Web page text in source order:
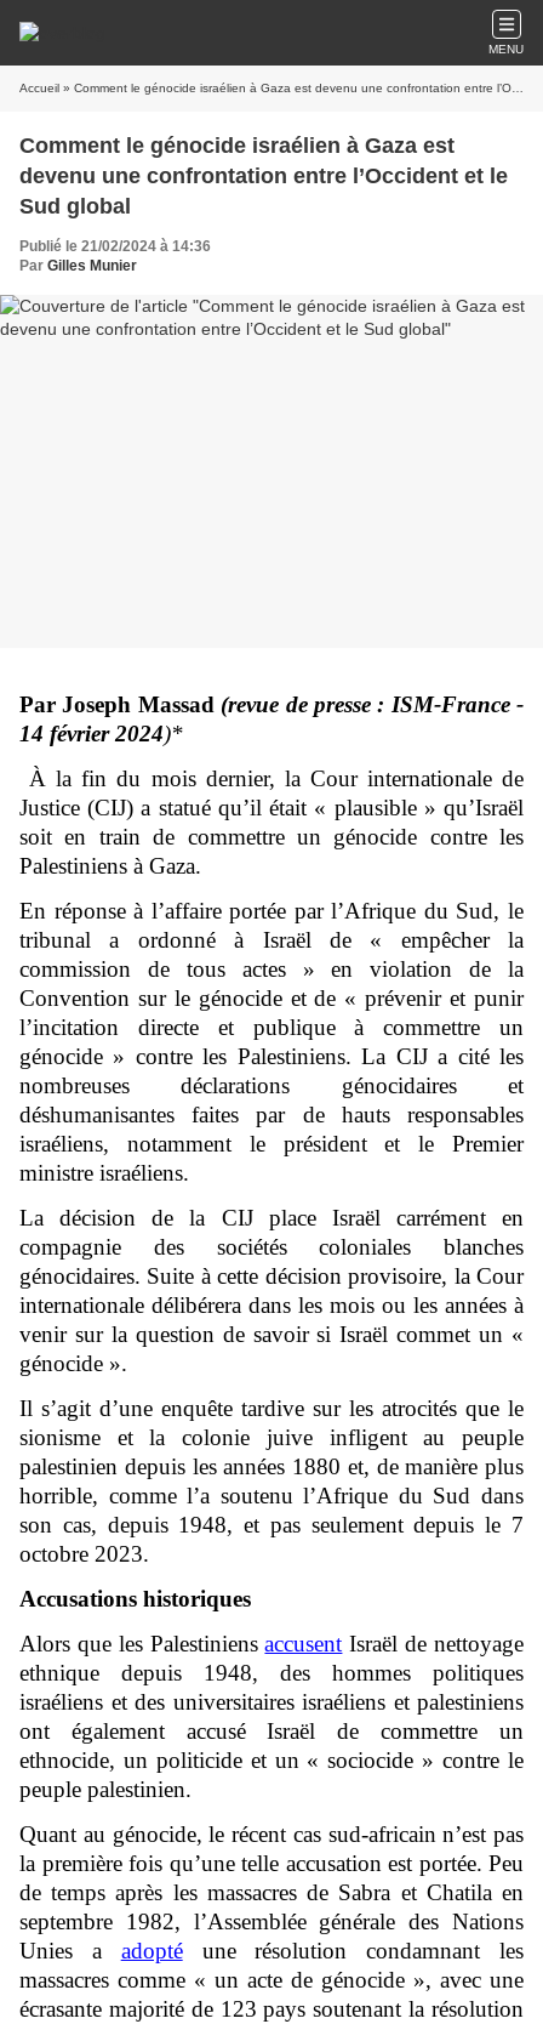
MENU
Accueil » Comment le génocide israélien à Gaza est devenu une confrontation entre l’Occident et le Sud global
Comment le génocide israélien à Gaza est
devenu une confrontation entre l’Occident et le
Sud global
Publié le 21/02/2024 à 14:36
Par Gilles Munier
Par Joseph Massad (revue de presse : ISM-France -
14 février 2024)*
À la fin du mois dernier, la Cour internationale de
Justice (CIJ) a statué qu’il était « plausible » qu’Israël
soit en train de commettre un génocide contre les
Palestiniens à Gaza.
En réponse à l’affaire portée par l’Afrique du Sud, le
tribunal a ordonné à Israël de « empêcher la
commission de tous actes » en violation de la
Convention sur le génocide et de « prévenir et punir
l’incitation directe et publique à commettre un
génocide » contre les Palestiniens. La CIJ a cité les
nombreuses déclarations génocidaires et
déshumanisantes faites par de hauts responsables
israéliens, notamment le président et le Premier
ministre israéliens.
La décision de la CIJ place Israël carrément en
compagnie des sociétés coloniales blanches
génocidaires. Suite à cette décision provisoire, la Cour
internationale délibérera dans les mois ou les années à
venir sur la question de savoir si Israël commet un «
génocide ».
Il s’agit d’une enquête tardive sur les atrocités que le
sionisme et la colonie juive infligent au peuple
palestinien depuis les années 1880 et, de manière plus
horrible, comme l’a soutenu l’Afrique du Sud dans
son cas, depuis 1948, et pas seulement depuis le 7
octobre 2023.
Accusations historiques
Alors que les Palestiniensaccusent Israël de nettoyage
ethnique depuis 1948, des hommes politiques
israéliens et des universitaires israéliens et palestiniens
ont également accusé Israël de commettre un
ethnocide, un politicide et un « sociocide » contre le
peuple palestinien.
Quant au génocide, le récent cas sud-africain n’est pas
la première fois qu’une telle accusation est portée. Peu
de temps après les massacres de Sabra et Chatila en
septembre 1982, l’Assemblée générale des Nations
Unies a adoptéune résolution condamnant les
massacres comme « un acte de génocide », avec une
écrasante majorité de 123 pays soutenant la résolution